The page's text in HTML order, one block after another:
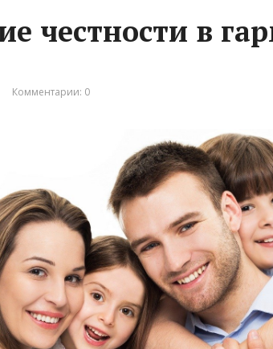
честности в
Комментарии: 0